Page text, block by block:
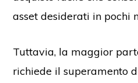
asset desiderati in pochi
Tuttavia, la maggior
richiede il superamento